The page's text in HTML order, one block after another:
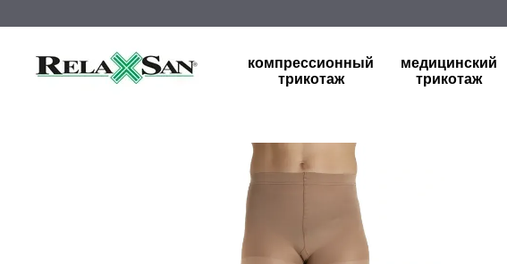
компрессионный
трикотаж
медицинский
трикотаж